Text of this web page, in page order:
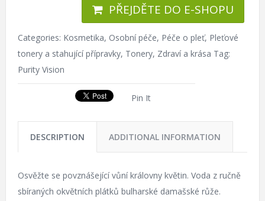
PŘEJDĚTE DO E-SHOPU
Categories: Kosmetika, Osobní péče, Péče o pleť, Pleťové
tonery a stahující přípravky, Tonery, Zdraví a krása Tag:
Purity Vision
Pin It
DESCRIPTION ADDITIONAL INFORMATION
Osvěžte se povznášející vůní královny květin. Voda z ručně
sbíraných okvětních plátků bulharské damašské růže.